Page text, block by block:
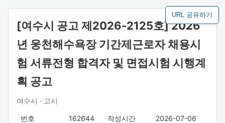
URL 공유하기
[여수시 공고 제2026-2125호] 2026
년 웅천해수욕장 기간제근로자 채용시
험 서류전형 합격자 및 면접시험 시행계
획 공고
여수시 · 고시
번호 162644 작성시간 2026-07-06